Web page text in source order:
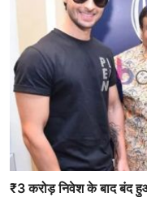
₹3 करोड़ निवेश के बाद बंद